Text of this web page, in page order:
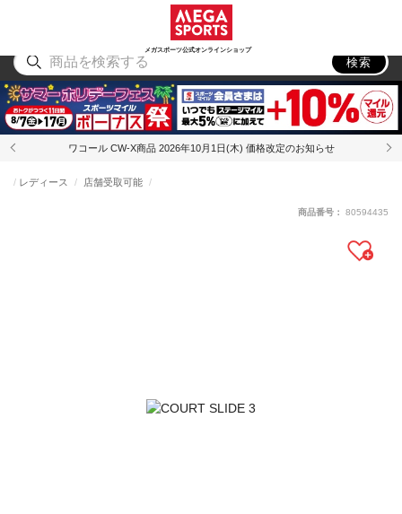
メガスポーツ公式オンラインショップ
アウトドア
検索
ワコール CW-X商品 2026年10月1日(木) 価格改定のお知らせ
レディース 店舗受取可能
商品番号： 80594435